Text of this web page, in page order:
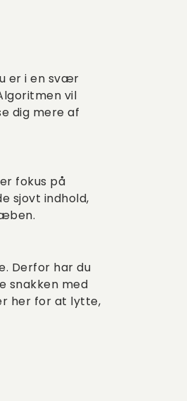
er i en svær
vil
dig mere af
fokus på
sjovt indhold,
Derfor har du
snakken med
her for at lytte,